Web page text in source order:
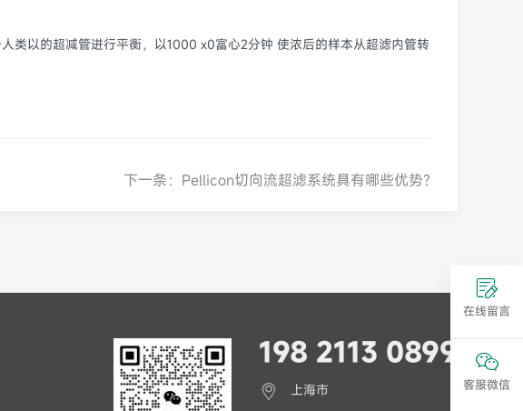
类以的超减管进行平衡，以1000 x0富心2分钟 使浓后的样本从超滤内管转
下一条：Pellicon切向流超滤系统具有哪些优势?
198 2113 0899
上海市
在线留言
客服微信